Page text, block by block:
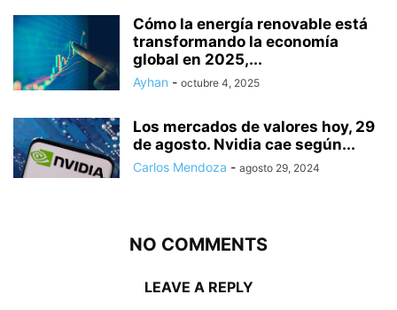
Cómo la energía renovable está
transformando la economía
global en 2025,...
Ayhan - octubre 4, 2025
Los mercados de valores hoy, 29
de agosto. Nvidia cae según...
Carlos Mendoza - agosto 29, 2024
NO COMMENTS
LEAVE A REPLY